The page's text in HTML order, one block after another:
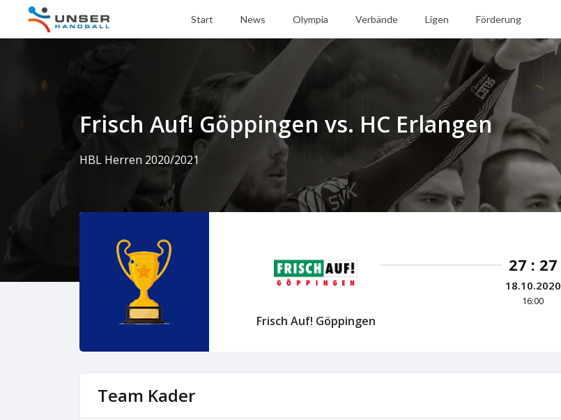
Start News Olympia Verbände Ligen Förderung
Frisch Auf! Göppingen vs. HC Erlangen
HBL Herren 2020/2021
Frisch Auf! Göppingen
27 : 27
18.10.2020
16:00
Team Kader